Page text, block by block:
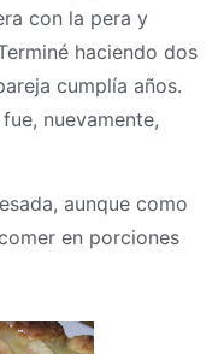
con la pera y
haciendo dos
cumplía años.
nuevamente,
aunque como
en porciones